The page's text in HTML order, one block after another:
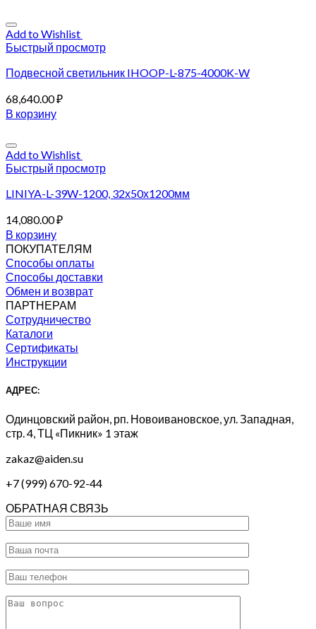
Add to Wishlist
Быстрый просмотр
Подвесной светильник IHOOP-L-875-4000K-W
68,640.00₽
В корзину
Add to Wishlist
Быстрый просмотр
LINIYA-L-39W-1200, 32х50х1200мм
14,080.00₽
В корзину
ПОКУПАТЕЛЯМ
Способы оплаты
Способы доставки
Обмен и возврат
ПАРТНЕРАМ
Сотрудничество
Каталоги
Сертификаты
Инструкции
АДРЕС:
Одинцовский район, рп. Новоивановское, ул. Западная,
стр. 4, ТЦ «Пикник» 1 этаж
zakaz@aiden.su
+7 (999) 670-92-44
ОБРАТНАЯ СВЯЗЬ